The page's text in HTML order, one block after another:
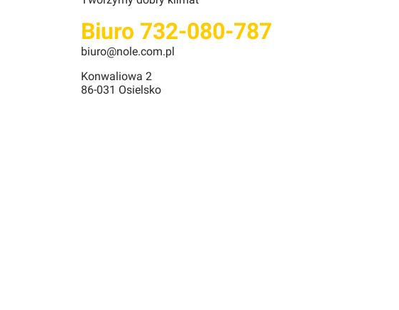
Biuro 732-080-787
biuro@nole.com.pl
Konwaliowa 2
86-031 Osielsko